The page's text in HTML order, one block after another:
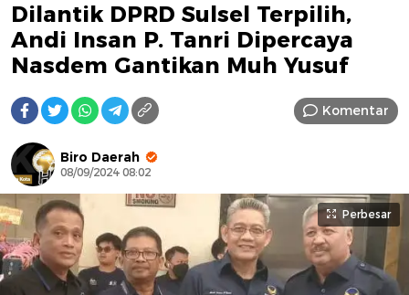
Dilantik DPRD Sulsel Terpilih,
Andi Insan P. Tanri Dipercaya
Nasdem Gantikan Muh Yusuf
Komentar
Biro Daerah
08/09/2024 08:02
Perbesar